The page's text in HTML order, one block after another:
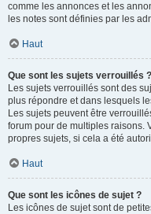
comme les annonces et les
les notes sont définies par les
Haut
Que sont les sujets verrouillés ?
Les sujets verrouillés sont des
plus répondre et dans lesquels
Les sujets peuvent être
forum pour de multiples raisons.
propres sujets, si cela a été
Haut
Que sont les icônes de sujet ?
Les icônes de sujet sont de